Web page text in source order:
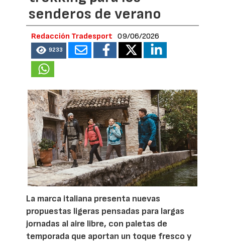
senderos de verano
Redacción Tradesport 09/06/2026
9233
La marca italiana presenta nuevas
propuestas ligeras pensadas para largas
jornadas al aire libre, con paletas de
temporada que aportan un toque fresco y